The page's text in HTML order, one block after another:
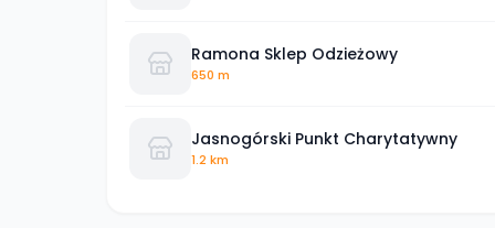
Ramona Sklep Odzieżowy
650 m
Jasnogórski Punkt Charytatywny
1.2 km